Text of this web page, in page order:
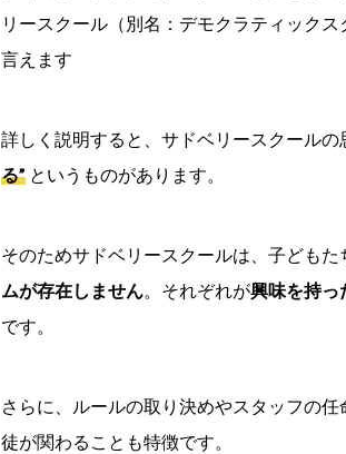
リースクール（別名：デモクラティックス
言えます
詳しく説明すると、サドベリースクールの
る” というものがあります。
そのためサドベリースクールは、子ども
ムが存在しません。それぞれが興味を持っ
です。
さらに、ルールの取り決めやスタッフの
徒が関わることも特徴です。